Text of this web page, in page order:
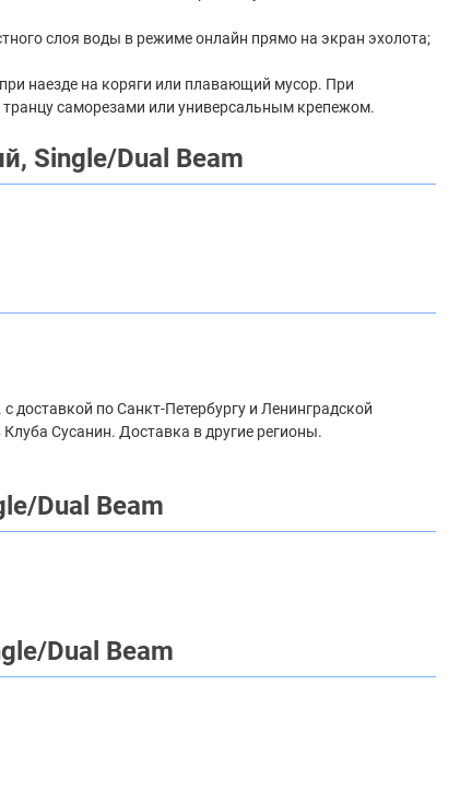
слоя воды в режиме онлайн прямо на экран эхолота;
наезде на коряги или плавающий мусор. При
саморезами или универсальным крепежом.
Single/Dual Beam
доставкой по Санкт-Петербургу и Ленинградской
Сусанин. Доставка в другие регионы.
Dual Beam
Dual Beam